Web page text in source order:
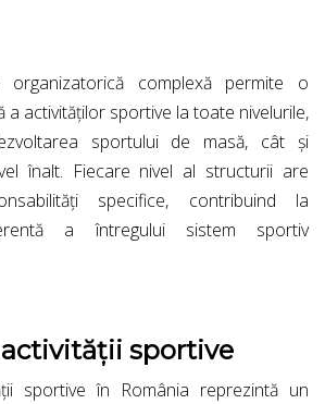
organizatorică complexă permite o
a activităților sportive la toate nivelurile,
sportului de masă, cât și
înalt. Fiecare nivel al structurii are
specifice, contribuind la
a întregului sistem sportiv
sportive
sportive în România reprezintă un